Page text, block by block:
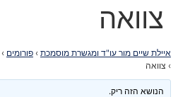
צוואה
איילת שיים מור עו"ד ומגשרת מוסמכת › פורומים ›
› צוואה
הנושא הזה ריק.